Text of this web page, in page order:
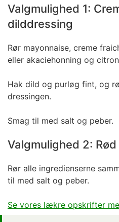
Valgmulighed 1:
dilddressing
Rør mayonnaise, creme
eller akaciehonning og
Hak dild og purløg fint, og
dressingen.
Smag til med salt og peber.
Valgmulighed 2:
Rør alle ingredienserne
til med salt og peber.
Se vores lækre opskrifter